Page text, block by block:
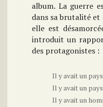
album. La guerre
dans sa brutalité et
elle est
introduit un
des protagonistes :
Il y avait un
Il y avait un
Il y avait un